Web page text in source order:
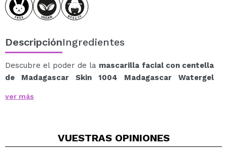
DescripciónIngredientes
Descubre el poder de la mascarilla facial con centella
de Madagascar Skin 1004 Madagascar Watergel
para proporcionar hidratación intensa, mejorar la
fórmula combina ingredientes naturales para una
ver más
VUESTRAS OPINIONES